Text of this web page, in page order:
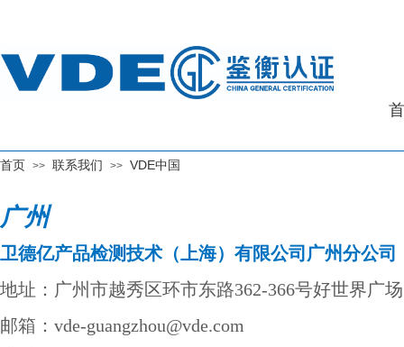
首页 >> 联系我们 >> VDE中国
广州
卫德亿产品检测技术（上海）有限公司广州分公司
地址：广州市越秀区环市东路362-366号好世界广
邮箱：vde-guangzhou@vde.com